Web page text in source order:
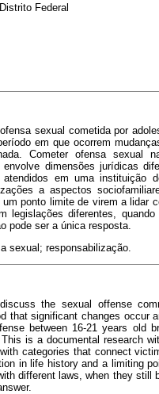
Federal
sexual cometida por
em que ocorrem
Cometer ofensa
dimensões jurídicas
atendidos em uma
a aspectos
ponto limite de virem a lidar
legislações diferentes,
pode ser a única resposta.
sexual; responsabilização.
the sexual offense
that significant changes occur
between 16-21 years old
is a documental research
categories that connect
in life history and a limiting
different laws, when they